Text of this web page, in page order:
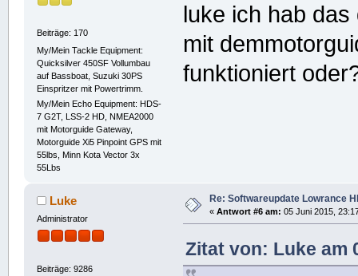
Beiträge: 170
My/Mein Tackle Equipment:
Quicksilver 450SF Vollumbau
auf Bassboat, Suzuki 30PS
Einspritzer mit Powertrimm.
My/Mein Echo Equipment: HDS-
7 G2T, LSS-2 HD, NMEA2000
mit Motorguide Gateway,
Motorguide Xi5 Pinpoint GPS mit
55lbs, Minn Kota Vector 3x
55Lbs
luke ich hab
mit
funktioniert
Luke
Administrator
Beiträge: 9286
Re: Softwareupdate Lowrance
« Antwort #6 am: 05 Juni 2015,
Zitat von: Luke am